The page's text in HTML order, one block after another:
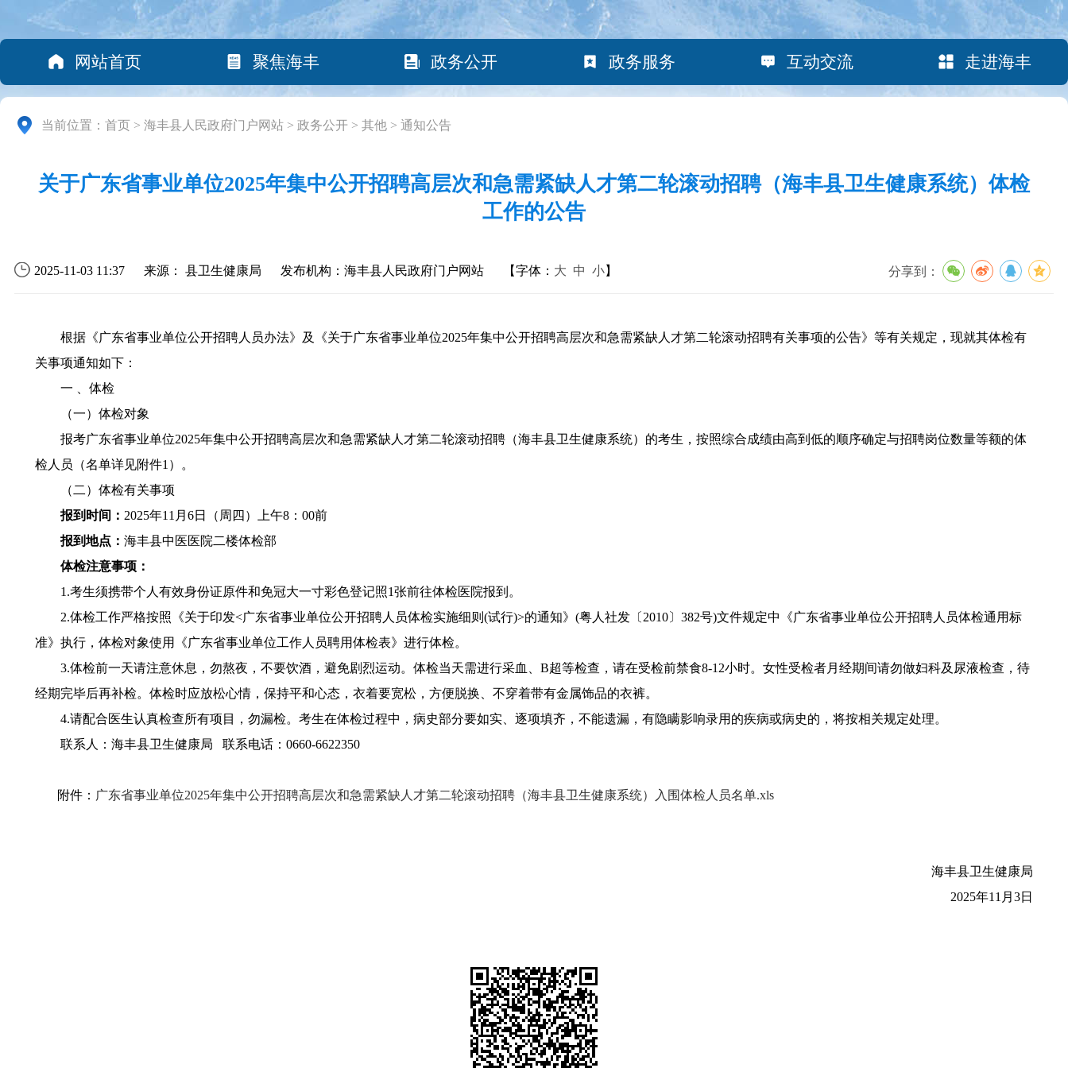
网站首页 聚焦海丰 政务公开 政务服务 互动交流 走进海丰
当前位置： 首页 > 海丰县人民政府门户网站 > 政务公开 > 其他 > 通知公告
关于广东省事业单位2025年集中公开招聘高层次和急需紧缺人才第二轮滚动招聘（海丰县卫生健康系统）体检
工作的公告
2025-11-03 11:37 来源： 县卫生健康局 发布机构：海丰县人民政府门户网站 【字体： 大 中 小】 分享到：
根据《广东省事业单位公开招聘人员办法》及《关于广东省事业单位2025年集中公开招聘高层次和急需紧缺人才第二轮滚动招聘有关事项的公告》等有关规定，现就其体检有
关事项通知如下：
一 、体检
（一）体检对象
报考广东省事业单位2025年集中公开招聘高层次和急需紧缺人才第二轮滚动招聘（海丰县卫生健康系统）的考生，按照综合成绩由高到低的顺序确定与招聘岗位数量等额的体
检人员（名单详见附件1）。
（二）体检有关事项
报到时间：2025年11月6日（周四）上午8：00前
报到地点：海丰县中医医院二楼体检部
体检注意事项：
1.考生须携带个人有效身份证原件和免冠大一寸彩色登记照1张前往体检医院报到。
2.体检工作严格按照《关于印发<广东省事业单位公开招聘人员体检实施细则(试行)>的通知》(粤人社发〔2010〕382号)文件规定中《广东省事业单位公开招聘人员体检通用标
准》执行，体检对象使用《广东省事业单位工作人员聘用体检表》进行体检。
3.体检前一天请注意休息，勿熬夜，不要饮酒，避免剧烈运动。体检当天需进行采血、B超等检查，请在受检前禁食8-12小时。女性受检者月经期间请勿做妇科及尿液检查，待
经期完毕后再补检。体检时应放松心情，保持平和心态，衣着要宽松，方便脱换、不穿着带有金属饰品的衣裤。
4.请配合医生认真检查所有项目，勿漏检。考生在体检过程中，病史部分要如实、逐项填齐，不能遗漏，有隐瞒影响录用的疾病或病史的，将按相关规定处理。
联系人：海丰县卫生健康局 联系电话：0660-6622350
附件： 广东省事业单位2025年集中公开招聘高层次和急需紧缺人才第二轮滚动招聘（海丰县卫生健康系统）入围体检人员名单.xls
海丰县卫生健康局
2025年11月3日